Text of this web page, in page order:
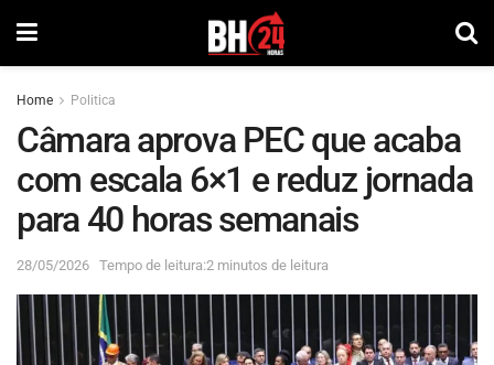
Home Politica
Câmara aprova PEC que acaba
com escala 6×1 e reduz jornada
para 40 horas semanais
28/05/2026 Tempo de leitura:2 minutos de leitura